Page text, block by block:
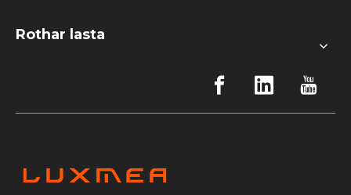
Rothar lasta